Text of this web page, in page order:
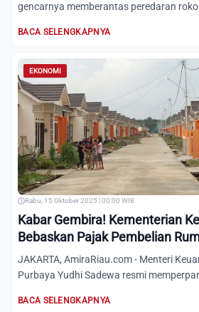
gencarnya memberantas peredaran
BACA SELENGKAPNYA
EKONOMI
Rabu, 15 Oktober 2025 | 00:00 WIB
Kabar Gembira! Kementerian
Bebaskan Pajak Pembelian
JAKARTA, AmiraRiau.com - Menteri
Purbaya Yudhi Sadewa resmi
BACA SELENGKAPNYA